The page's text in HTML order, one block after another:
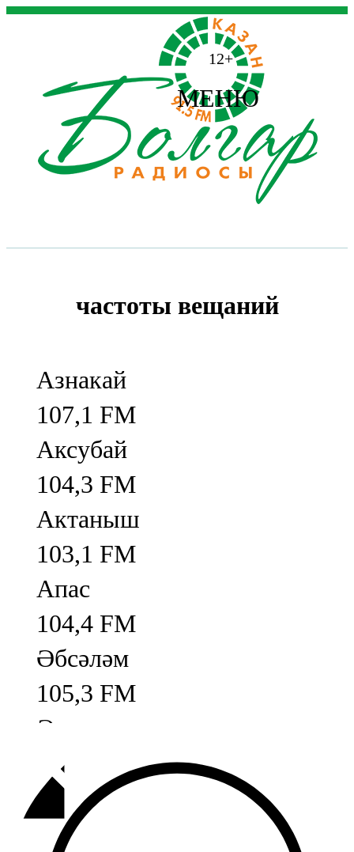
12+
МЕНЮ
частоты вещаний
Азнакай
107,1 FM
Аксубай
104,3 FM
Актаныш
103,1 FM
Апас
104,4 FM
Әбсәләм
105,3 FM
Әлмәт
92,9 FM
Базарлы матак
107,1 FM